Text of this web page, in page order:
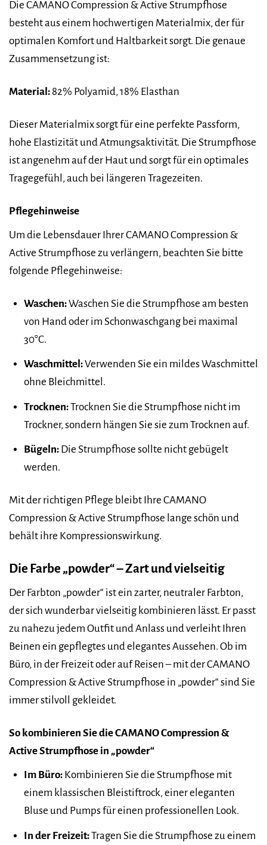
Die CAMANO Compression & Active Strumpfhose
besteht aus einem hochwertigen Materialmix, der für
optimalen Komfort und Haltbarkeit sorgt. Die genaue
Zusammensetzung ist:
Material: 82% Polyamid, 18% Elasthan
Dieser Materialmix sorgt für eine perfekte Passform,
hohe Elastizität und Atmungsaktivität. Die Strumpfhose
ist angenehm auf der Haut und sorgt für ein optimales
Tragegefühl, auch bei längeren Tragezeiten.
Pflegehinweise
Um die Lebensdauer Ihrer CAMANO Compression &
Active Strumpfhose zu verlängern, beachten Sie bitte
folgende Pflegehinweise:
Waschen:Waschen Sie die Strumpfhose am besten
von Hand oder im Schonwaschgang bei maximal
30°C.
Waschmittel:Verwenden Sie ein mildes Waschmittel
ohne Bleichmittel.
Trocknen:Trocknen Sie die Strumpfhose nicht im
Trockner, sondern hängen Sie sie zum Trocknen auf.
Bügeln:Die Strumpfhose sollte nicht gebügelt
werden.
Mit der richtigen Pflege bleibt Ihre CAMANO
Compression & Active Strumpfhose lange schön und
behält ihre Kompressionswirkung.
Die Farbe „powder“ – Zart und vielseitig
Der Farbton „powder“ ist ein zarter, neutraler Farbton,
der sich wunderbar vielseitig kombinieren lässt. Er passt
zu nahezu jedem Outfit und Anlass und verleiht Ihren
Beinen ein gepflegtes und elegantes Aussehen. Ob im
Büro, in der Freizeit oder auf Reisen – mit der CAMANO
Compression & Active Strumpfhose in „powder“ sind Sie
immer stilvoll gekleidet.
So kombinieren Sie die CAMANO Compression &
Active Strumpfhose in „powder“
Im Büro:Kombinieren Sie die Strumpfhose mit
einem klassischen Bleistiftrock, einer eleganten
Bluse und Pumps für einen professionellen Look.
In der Freizeit:Tragen Sie die Strumpfhose zu einem